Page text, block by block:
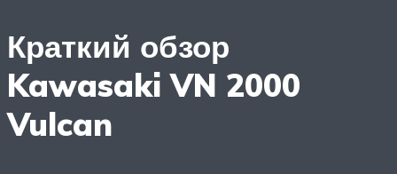
Краткий обзор
Kawasaki VN 2000
Vulcan